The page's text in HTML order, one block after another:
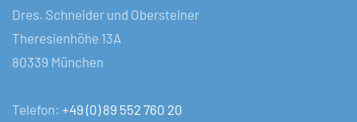
Dres. Schneider und Obersteiner
Theresienhöhe 13A
80339 München
Telefon: +49 (0) 89 552 760 20